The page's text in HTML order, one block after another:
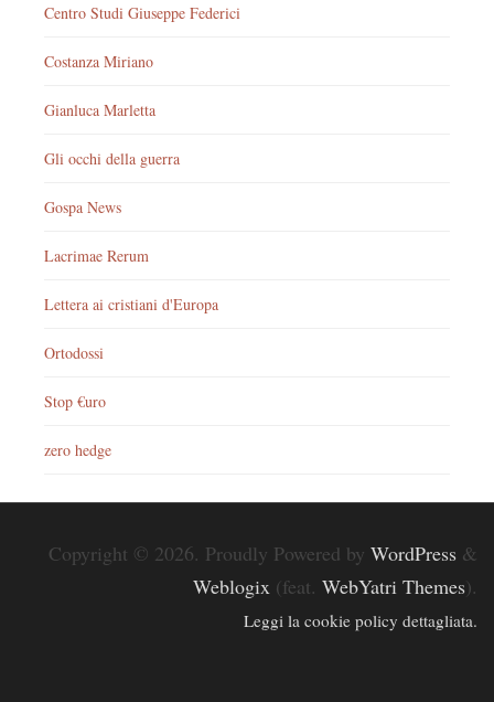
Centro Studi Giuseppe Federici
Costanza Miriano
Gianluca Marletta
Gli occhi della guerra
Gospa News
Lacrimae Rerum
Lettera ai cristiani d'Europa
Ortodossi
Stop €uro
zero hedge
Copyright © 2026. Proudly Powered by WordPress &
Weblogix (feat. WebYatri Themes).
Leggi la cookie policy dettagliata.